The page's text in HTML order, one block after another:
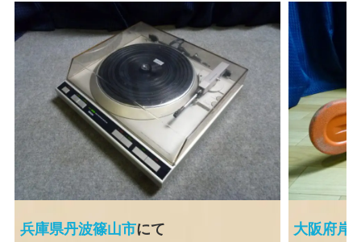
兵庫県丹波篠山市にて 大阪府岸